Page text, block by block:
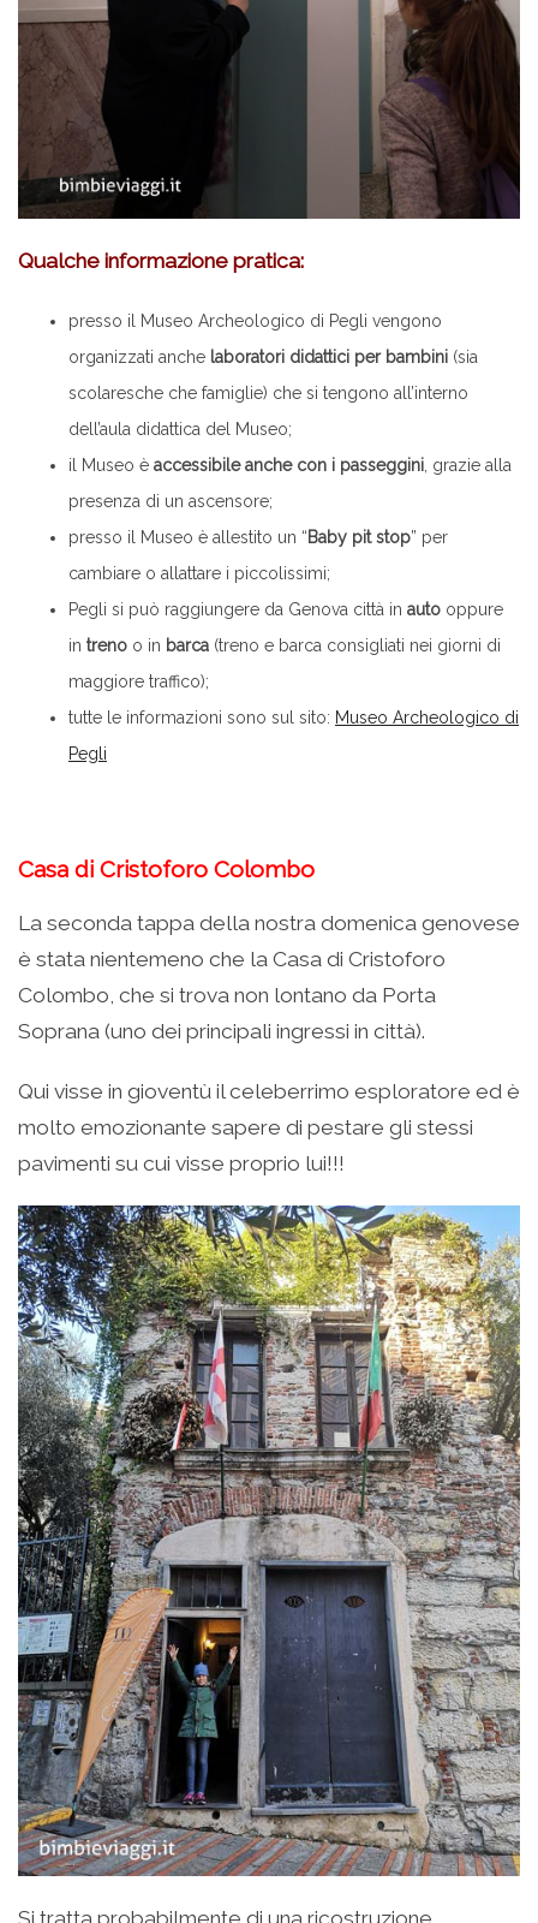
Qualche informazione pratica:
presso il Museo Archeologico di Pegli vengono
organizzati anche laboratori didattici per bambini (sia
scolaresche che famiglie) che si tengono all’interno
dell’aula didattica del Museo;
il Museo è accessibile anche con i passeggini , grazie alla
presenza di un ascensore;
presso il Museo è allestito un “Baby pit stop” per
cambiare o allattare i piccolissimi;
Pegli si può raggiungere da Genova città in auto oppure
in treno o in barca (treno e barca consigliati nei giorni di
maggiore traffico);
tutte le informazioni sono sul sito: Museo Archeologico di
Pegli
Casa di Cristoforo Colombo
La seconda tappa della nostra domenica genovese
è stata nientemeno che la Casa di Cristoforo
Colombo, che si trova non lontano da Porta
Soprana (uno dei principali ingressi in città).
Qui visse in gioventù il celeberrimo esploratore ed è
molto emozionante sapere di pestare gli stessi
pavimenti su cui visse proprio lui!!!
Si tratta probabilmente di una ricostruzione